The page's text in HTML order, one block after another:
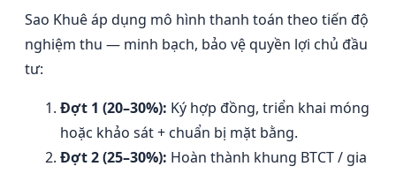
Sao Khuê áp dụng mô hình thanh toán theo tiến độ
nghiệm thu — minh bạch, bảo vệ quyền lợi chủ đầu
tư:
Đợt 1 (20–30%): Ký hợp đồng, triển khai móng
hoặc khảo sát + chuẩn bị mặt bằng.
Đợt 2 (25–30%): Hoàn thành khung BTCT / gia